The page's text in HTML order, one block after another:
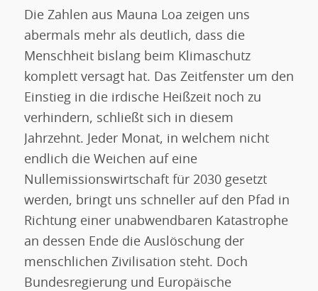
Die Zahlen aus Mauna Loa zeigen uns
abermals mehr als deutlich, dass die
Menschheit bislang beim Klimaschutz
komplett versagt hat. Das Zeitfenster um den
Einstieg in die irdische Heißzeit noch zu
verhindern, schließt sich in diesem
Jahrzehnt. Jeder Monat, in welchem nicht
endlich die Weichen auf eine
Nullemissionswirtschaft für 2030 gesetzt
werden, bringt uns schneller auf den Pfad in
Richtung einer unabwendbaren Katastrophe
an dessen Ende die Auslöschung der
menschlichen Zivilisation steht. Doch
Bundesregierung und Europäische